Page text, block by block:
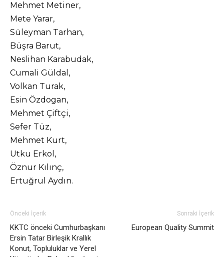
Mehmet Metiner,
Mete Yarar,
Süleyman Tarhan,
Büşra Barut,
Neslihan Karabudak,
Cumali Güldal,
Volkan Turak,
Esin Özdogan,
Mehmet Çiftçi,
Sefer Tüz,
Mehmet Kurt,
Utku Erkol,
Öznur Kılınç,
Ertuğrul Aydın.
Önceki İçerik
KKTC önceki Cumhurbaşkanı
Ersin Tatar Birleşik Krallık
Konut, Topluluklar ve Yerel
Sonraki İçerik
European Quality Summit